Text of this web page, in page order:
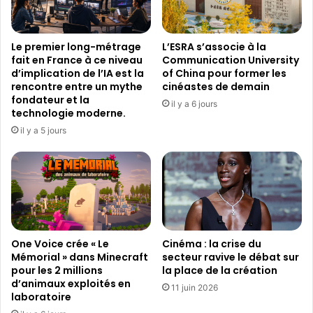
é
q
u
e
n
c
e
s
v
d
é
o
s
a
n
i
m
é
e
s
o
l
d
e
i
n
é
a
f
r
n
c
o
-
c
h
i
Le premier long-métrage
fait en France à ce niveau
d’implication de l’IA est la
rencontre entre un mythe
fondateur et la
technologie moderne.
il y a 5 jours
L’ESRA s’associe à la
Communication University
of China pour former les
cinéastes de demain
il y a 6 jours
One Voice crée « Le
Mémorial » dans Minecraft
pour les 2 millions
d’animaux exploités en
laboratoire
Cinéma : la crise du
secteur ravive le débat sur
la place de la création
11 juin 2026